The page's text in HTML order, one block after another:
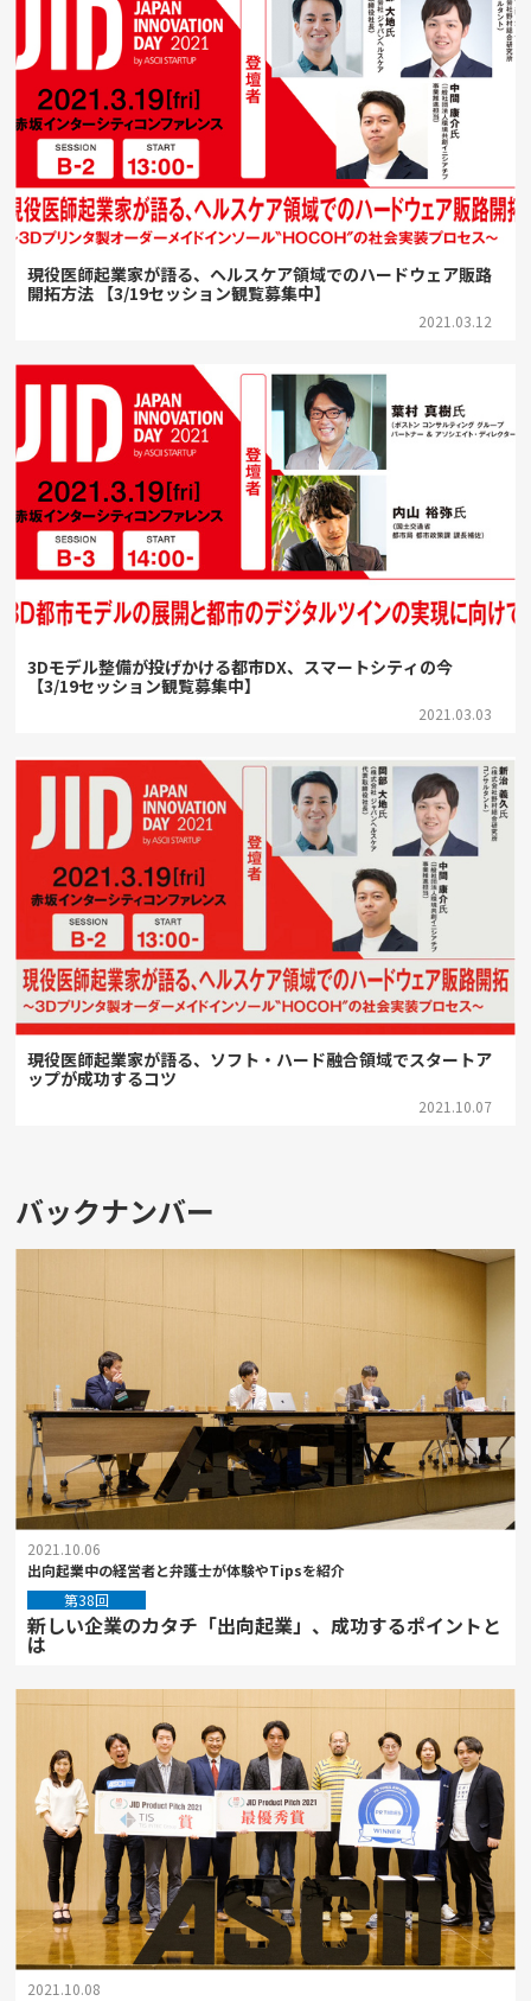
現役医師起業家が語る、ヘルスケア領域でのハードウェア販路
開拓方法 【3/19セッション観覧募集中】
2021.03.12
3Dモデル整備が投げかける都市DX、スマートシティの今
【3/19セッション観覧募集中】
2021.03.03
現役医師起業家が語る、ソフト・ハード融合領域でスタートア
ップが成功するコツ
2021.10.07
バックナンバー
2021.10.06
出向起業中の経営者と弁護士が体験やTipsを紹介
第38回
新しい企業のカタチ「出向起業」、成功するポイントと
は
2021.10.08